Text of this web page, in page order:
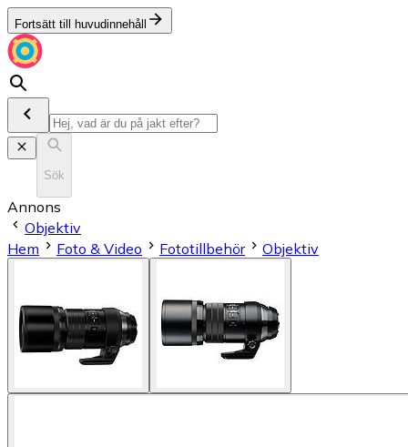
Fortsätt till huvudinnehåll
Sök
Annons
Objektiv
Hem
Foto & Video Fototillbehör Objektiv